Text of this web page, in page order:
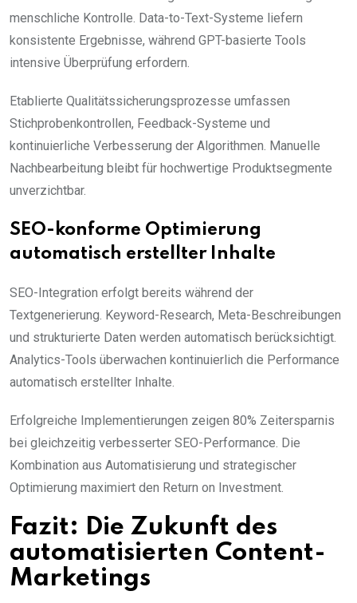
menschliche Kontrolle. Data-to-Text-Systeme liefern
konsistente Ergebnisse, während GPT-basierte Tools
intensive Überprüfung erfordern.
Etablierte Qualitätssicherungsprozesse umfassen
Stichprobenkontrollen, Feedback-Systeme und
kontinuierliche Verbesserung der Algorithmen. Manuelle
Nachbearbeitung bleibt für hochwertige Produktsegmente
unverzichtbar.
SEO-konforme Optimierung
automatisch erstellter Inhalte
SEO-Integration erfolgt bereits während der
Textgenerierung. Keyword-Research, Meta-Beschreibungen
und strukturierte Daten werden automatisch berücksichtigt.
Analytics-Tools überwachen kontinuierlich die Performance
automatisch erstellter Inhalte.
Erfolgreiche Implementierungen zeigen 80% Zeitersparnis
bei gleichzeitig verbesserter SEO-Performance. Die
Kombination aus Automatisierung und strategischer
Optimierung maximiert den Return on Investment.
Fazit: Die Zukunft des
automatisierten Content-
Marketings